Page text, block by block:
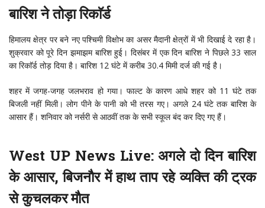
बारिश ने तोड़ा रिकाॅर्ड
हिमालय क्षेत्र पर बने नए पश्चिमी विक्षोभ का असर मैदानी क्षेत्रों में भी दिखाई दे रहा है।
शुक्रवार को पूरे दिन झमाझम बारिश हुई। दिसंबर में एक दिन बारिश ने पिछले 33 साल
का रिकाॅर्ड तोड़ दिया है। बारिश 12 घंटे में करीब 30.4 मिमी दर्ज की गई है।
शहर में जगह-जगह जलभराव हो गया। फाल्ट के कारण आधे शहर को 11 घंटे तक
बिजली नहीं मिली। लोग पीने के पानी को भी तरस गए। अगले 24 घंटे तक बारिश के
आसार हैं। शनिवार को नर्सरी से आठवीं तक के सभी स्कूल बंद कर दिए गए हैं।
West UP News Live: अगले दो दिन बारिश
के आसार, बिजनाैर में हाथ ताप रहे व्यक्ति की ट्रक
से कुचलकर माैत